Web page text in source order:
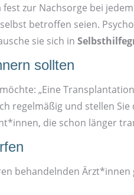
zur Nachsorge bei
betroffen seien.
sie sich in
sollten
„Eine
regel­mäßig und stellen
die schon länger
behandelnden